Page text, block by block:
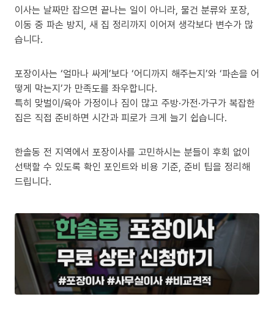
이사는 날짜만 잡으면 끝나는 일이 아니라, 물건 분류와 포장,
이동 중 파손 방지, 새 집 정리까지 이어져 생각보다 변수가 많
습니다.
포장이사는 ‘얼마나 싸게’보다 ‘어디까지 해주는지’와 ‘파손을 어
떻게 막는지’가 만족도를 좌우합니다.
특히 맞벌이/육아 가정이나 짐이 많고 주방·가전·가구가 복잡한
집은 직접 준비하면 시간과 피로가 크게 늘기 쉽습니다.
한솔동 전 지역에서 포장이사를 고민하시는 분들이 후회 없이
선택할 수 있도록 확인 포인트와 비용 기준, 준비 팁을 정리해
드립니다.